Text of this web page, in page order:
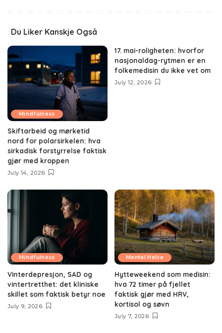
Du Liker Kanskje Også
Mindfulness
Skiftarbeid og mørketid
nord for polarsirkelen: hva
sirkadisk forstyrrelse faktisk
gjør med kroppen
July 14, 2026
17. mai-roligheten: hvorfor
nasjonaldag-rytmen er en
folkemedisin du ikke vet om
July 12, 2026
Mindfulness
Vinterdepresjon, SAD og
vintertretthet: det kliniske
skillet som faktisk betyr noe
July 9, 2026
Mental Helse
Hytteweekend som medisin:
hva 72 timer på fjellet
faktisk gjør med HRV,
kortisol og søvn
July 7, 2026